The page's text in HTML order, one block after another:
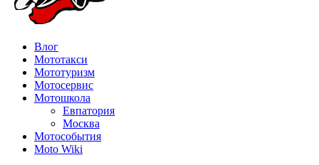
Влог
Мототакси
Мототуризм
Мотосервис
Мотошкола
Евпатория
Москва
Мотособытия
Moto Wiki